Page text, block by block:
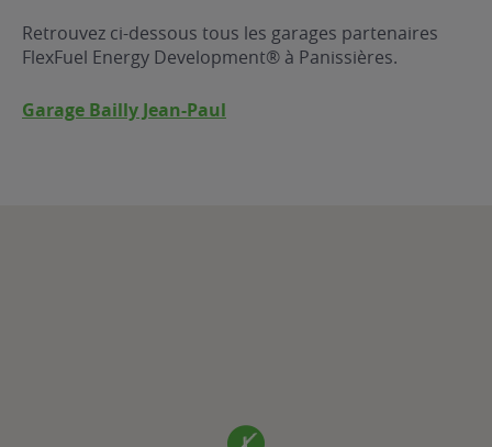
Retrouvez ci-dessous tous les garages partenaires
FlexFuel Energy Development® à Panissières.
Garage Bailly Jean-Paul